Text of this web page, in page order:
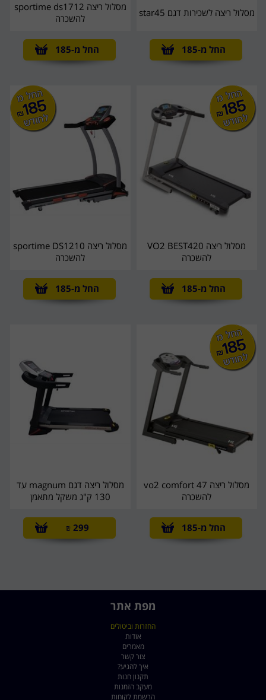
מסלול ריצה לשכירות דגם star45
החל מ-185
מסלול ריצה sportime ds1712
להשכרה
החל מ-185
מסלול ריצה VO2 BEST420
להשכרה
החל מ-185
מסלול ריצה sportime DS1210
להשכרה
החל מ-185
מסלול ריצה vo2 comfort 47
להשכרה
החל מ-185
מסלול ריצה דגם magnum עד
130 ק"ג משקל מתאמן
299
₪
מפת אתר
החזרות וביטולים
אודות
מאמרים
צור קשר
איך להגיע?
תקנון חנות
מעקב הזמנות
הרשמת לקוחות